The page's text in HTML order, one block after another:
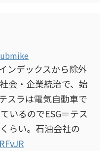
ンデックスから除外
会・企業統治で、始
スラは電気自動車で
いるのでESG＝テス
らい。石油会社の